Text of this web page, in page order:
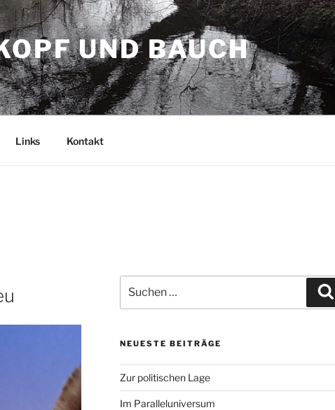
UND BAUCH
Links Kontakt
nach:
NEUESTE BEITRÄGE
Zur politischen Lage
Im Paralleluniversum